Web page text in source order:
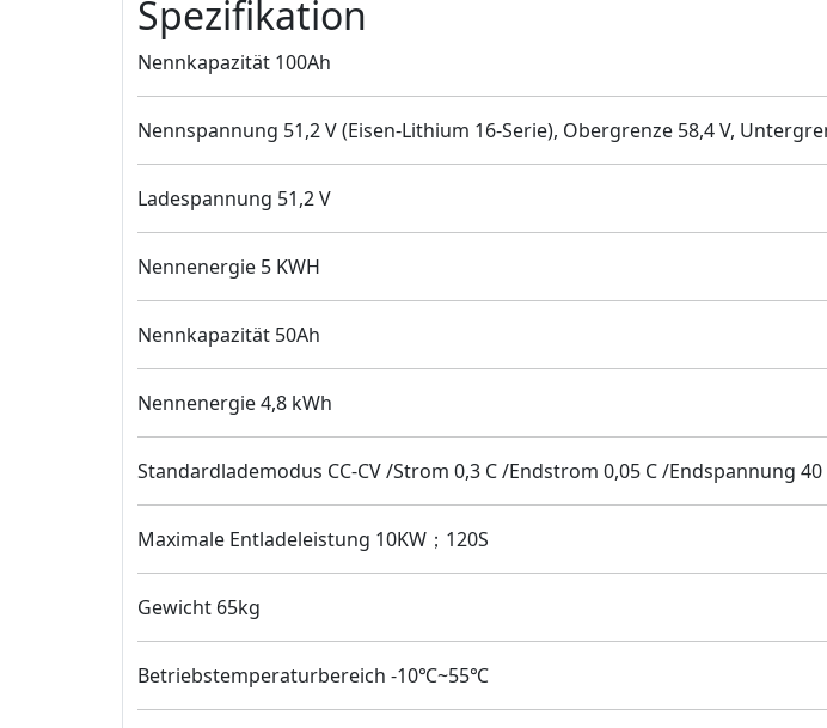
Spezifikation
Nennkapazität 100Ah
Nennspannung 51,2 V (Eisen-Lithium 16-Serie), Obergrenze 58,4 V,
Ladespannung 51,2 V
Nennenergie 5 KWH
Nennkapazität 50Ah
Nennenergie 4,8 kWh
Standardlademodus CC-CV /Strom 0,3 C /Endstrom 0,05 C /Endspannung 40
Maximale Entladeleistung 10KW；120S
Gewicht 65kg
Betriebstemperaturbereich -10℃~55℃